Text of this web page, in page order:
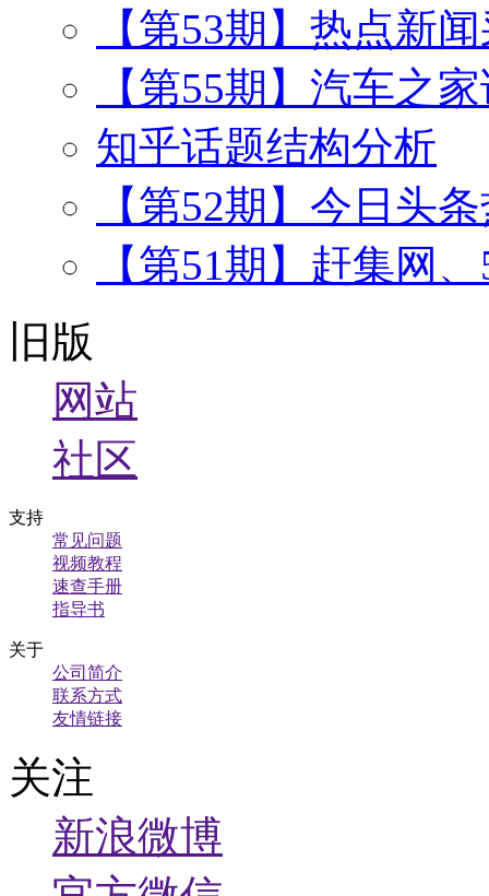
【第53期】热点新
【第55期】汽车之
知乎话题结构分析
【第52期】今日头
【第51期】赶集网
旧版
网站
社区
支持
常见问题
视频教程
速查手册
指导书
关于
公司简介
联系方式
友情链接
关注
新浪微博